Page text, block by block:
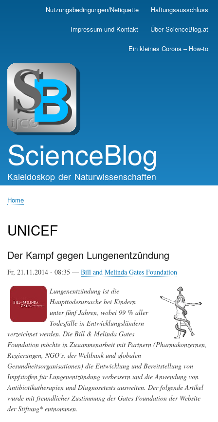
Skip
main
Nutzungsbedingungen/Netiquette Haftungsausschluss
Impressum und Kontakt Über ScienceBlog.at
Ein kleines Corona – How-to
ScienceBlog
Kaleidoskop der Naturwissenschaften
Home
UNICEF
Der Kampf gegen Lungenentzündung
Fr, 21.11.2014 - 08:35 — Bill and Melinda Gates Foundation
Lungenentzündung ist die
Haupttodesursache bei Kindern
unter fünf Jahren, wobei 99 % aller
Todesfälle in Entwicklungsländern
verzeichnet werden. Die Bill & Melinda Gates
Foundation möchte in Zusammenarbeit mit Partnern (Pharmakonzernen,
Regierungen, NGO’s, der Weltbank und globalen
Gesundheitsorganisationen) die Entwicklung und Bereitstellung von
Impfstoffen für Lungenentzündung verbessern und die Anwendung von
Antibiotikatherapien und Diagnosetests ausweiten. Der folgende Artikel
wurde mit freundlicher Zustimmung der Gates Foundation der Website
der Stiftung* entnommen.